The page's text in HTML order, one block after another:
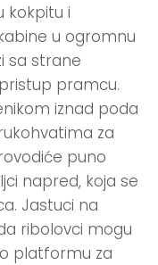
kokpitu i
u ogromnu
sa strane
pramcu.
iznad poda
za
puno
napred, koja se
Jastuci na
ribolovci mogu
platformu za